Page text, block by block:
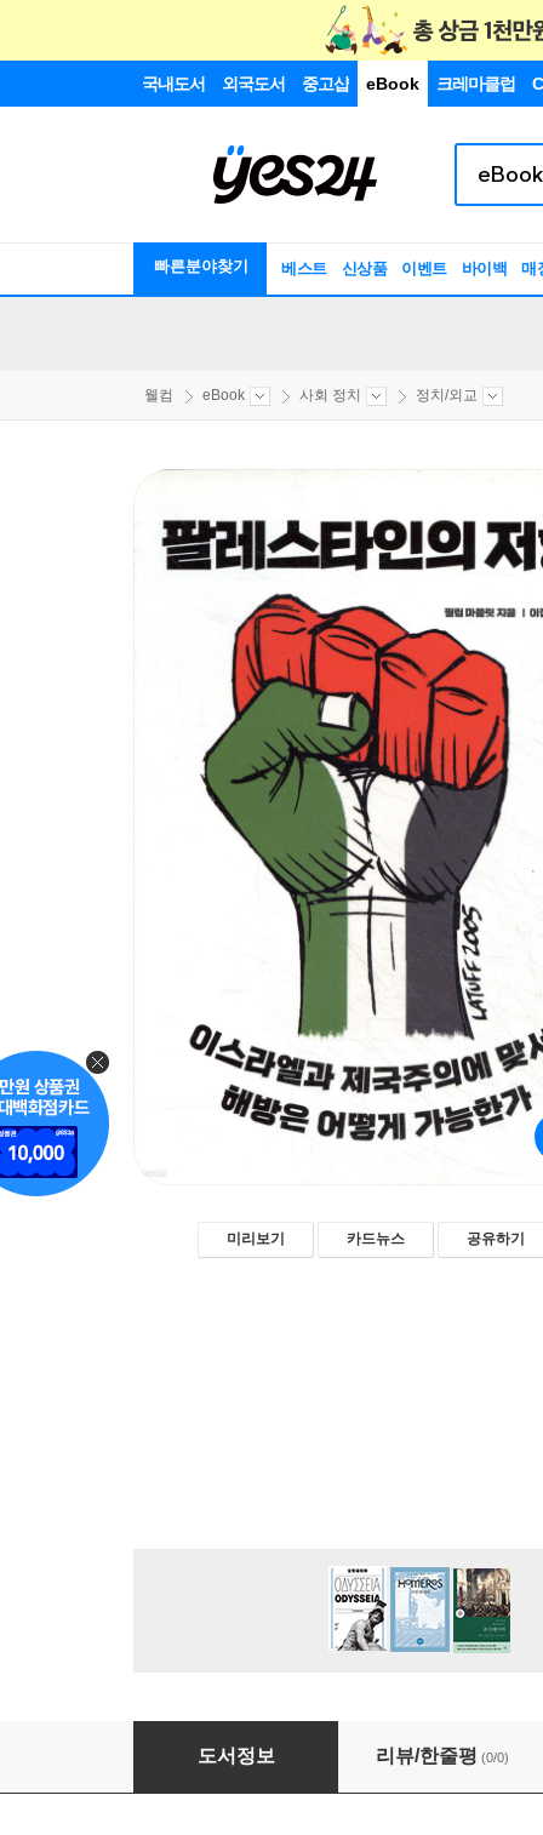
국내도서 외국도서 중고샵 eBook 크레마클럽
빠른분야찾기 베스트 신상품 이벤트 바이백 매
웰컴 eBook 사회 정치 정치/외교
미리보기 카드뉴스 공유하기
팔레스타인의 저항
도서정보 리뷰/한줄평 (0/0)